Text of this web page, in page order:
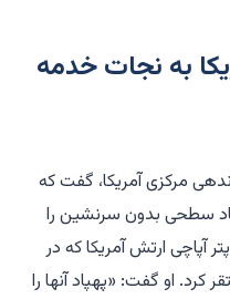
به نجات خدمه
مرکزی آمریکا، گفت که
سطحی بدون سرنشین را
آپاچی ارتش آمریکا که در
او گفت: «پهپاد آنها را